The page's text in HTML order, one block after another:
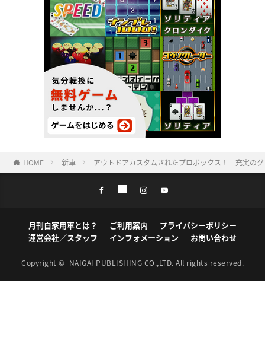
HOME 新車 アウトドアカスタムされたプロボックス！ 充実の
月刊自家用車とは？ ご利用案内
プライバシーポリシー
運営会社／スタッフ
インフォメーション お問い合わせ
Copyright © NAIGAI PUBLISHING CO.,LTD. All rights reserved.